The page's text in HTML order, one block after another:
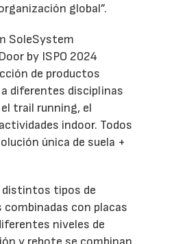
global”.
SoleSystem
by ISPO 2024
de productos
diferentes disciplinas
trail running, el
indoor. Todos
única de suela +
distintos tipos de
combinadas con placas
niveles de